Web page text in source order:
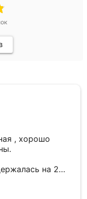
, хорошо
на 2